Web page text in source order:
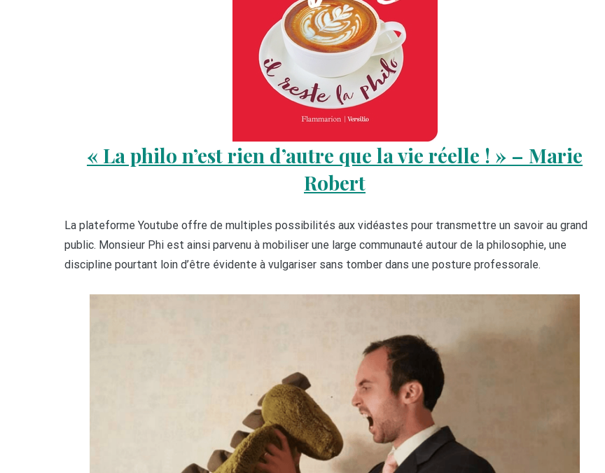
« La philo n’est rien d’autre que la vie réelle ! » – Marie
Robert
La plateforme Youtube offre de multiples possibilités aux vidéastes pour transmettre un savoir au grand
public. Monsieur Phi est ainsi parvenu à mobiliser une large communauté autour de la philosophie, une
discipline pourtant loin d’être évidente à vulgariser sans tomber dans une posture professorale.